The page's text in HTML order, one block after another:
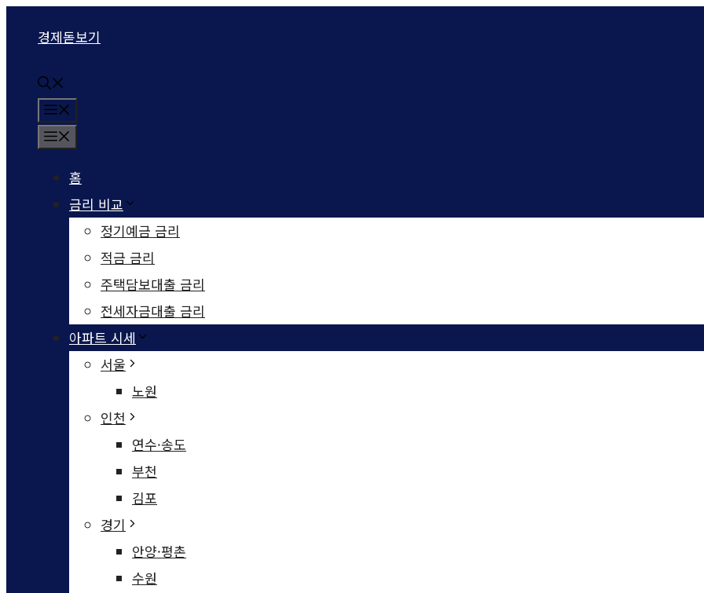
건너뛰기경제돋보기
홈
금리 비교
정기예금 금리
적금 금리
주택담보대출 금리
전세자금대출 금리
아파트 시세
서울
노원
인천
연수·송도
부천
김포
경기
안양·평촌
수원